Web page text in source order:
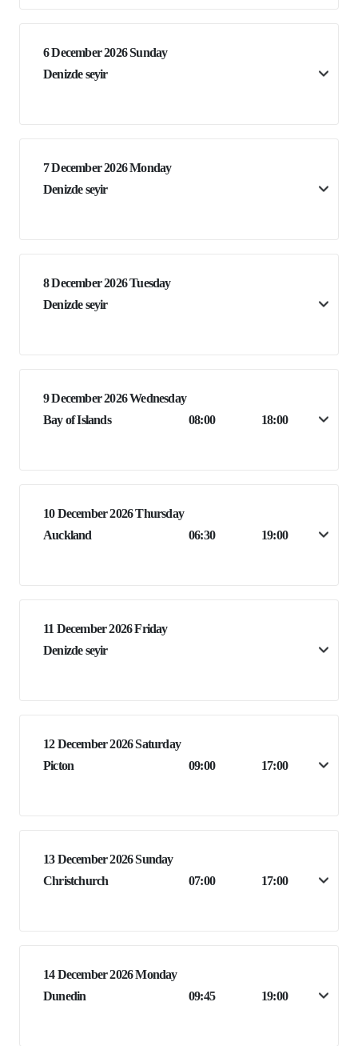
6 December 2026 Sunday
Denizde seyir
7 December 2026 Monday
Denizde seyir
8 December 2026 Tuesday
Denizde seyir
9 December 2026 Wednesday
Bay of Islands
08:00 18:00
10 December 2026 Thursday
Auckland
06:30 19:00
11 December 2026 Friday
Denizde seyir
12 December 2026 Saturday
Picton
09:00 17:00
13 December 2026 Sunday
Christchurch
07:00 17:00
14 December 2026 Monday
Dunedin
09:45 19:00